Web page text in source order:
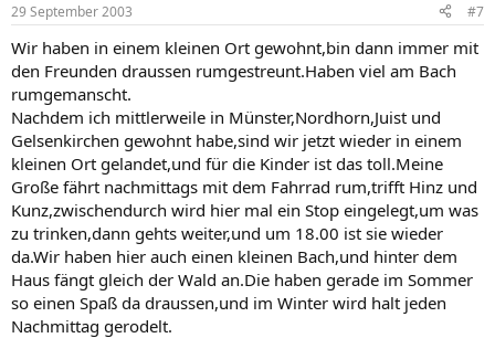
29 September 2003 #7
Wir haben in einem kleinen Ort gewohnt,bin dann immer mit
den Freunden draussen rumgestreunt.Haben viel am Bach
rumgemanscht.
Nachdem ich mittlerweile in Münster,Nordhorn,Juist und
Gelsenkirchen gewohnt habe,sind wir jetzt wieder in einem
kleinen Ort gelandet,und für die Kinder ist das toll.Meine
Große fährt nachmittags mit dem Fahrrad rum,trifft Hinz und
Kunz,zwischendurch wird hier mal ein Stop eingelegt,um was
zu trinken,dann gehts weiter,und um 18.00 ist sie wieder
da.Wir haben hier auch einen kleinen Bach,und hinter dem
Haus fängt gleich der Wald an.Die haben gerade im Sommer
so einen Spaß da draussen,und im Winter wird halt jeden
Nachmittag gerodelt.